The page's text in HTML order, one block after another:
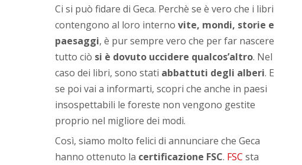
Ci si può fidare di Geca. Perchè se è vero che i libri
contengono al loro interno vite, mondi, storie e
paesaggi, è pur sempre vero che per far nascere
tutto ciò si è dovuto uccidere qualcos’altro. Nel
caso dei libri, sono stati abbattuti degli alberi. E
se poi vai a informarti, scopri che anche in paesi
insospettabili le foreste non vengono gestite
proprio nel migliore dei modi.
Così, siamo molto felici di annunciare che Geca
hanno ottenuto la certificazione FSC. FSC sta